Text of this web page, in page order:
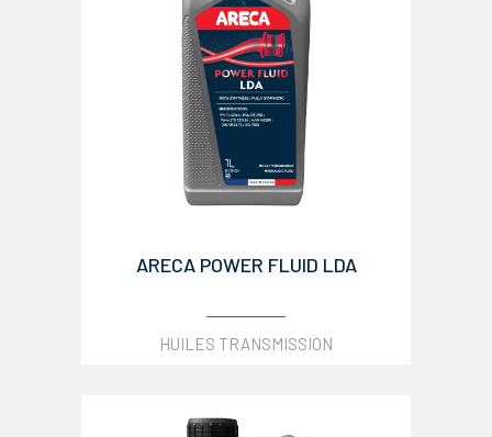
ARECA POWER FLUID LDA
HUILES TRANSMISSION